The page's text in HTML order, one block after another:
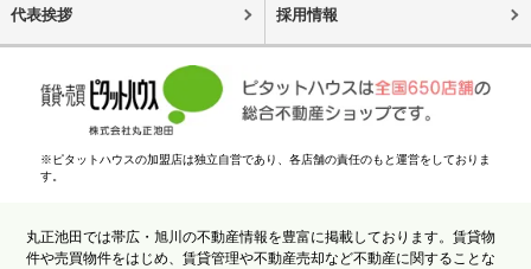
代表挨拶 採用情報
※ピタットハウスの加盟店は独立自営であり、各店舗の責任のもと運営をしておりま
す。
丸正池田では帯広・旭川の不動産情報を豊富に掲載しております。賃貸物
件や売買物件をはじめ、賃貸管理や不動産売却など不動産に関することな